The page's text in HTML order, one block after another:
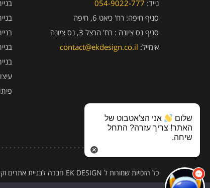
נייד: 054-9022-777
סניף חיפה: רח' כיאט 6, חיפה
סניף נס ציונה : רח' הרצל 3, נס ציונה
אימייל: contact@ekdesign.co.il
כל הזכויות שמורות ל EK DESIGN חברה לבניית אתרים וקידום
שלום
אני הצ'אטבוט של
האתר! צריך עזרה? התחל
שיחה.